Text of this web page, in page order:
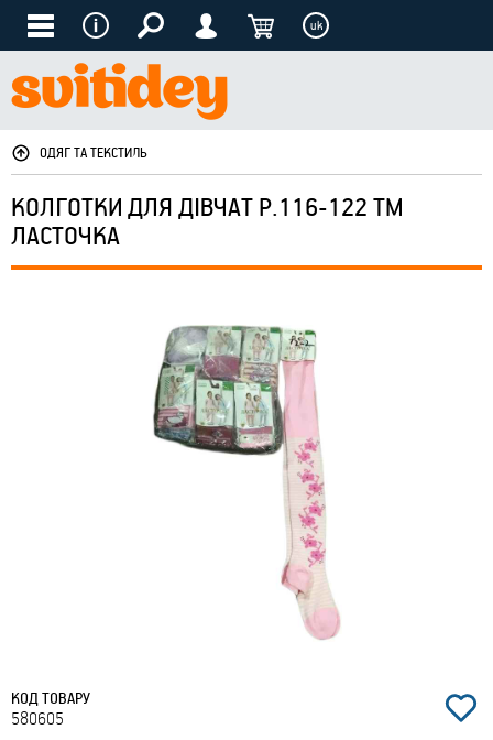
uk
ОДЯГ ТА ТЕКСТИЛЬ
КОЛГОТКИ ДЛЯ ДІВЧАТ Р.116-122 ТМ
ЛАСТОЧКА
КОД ТОВАРУ
580605